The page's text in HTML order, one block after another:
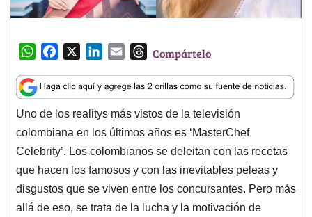
W
a
t
s
A
p
p
c
e
b
o
o
k
n
k
e
d
I
n
a
i
l
T
r
e
a
d
s
Compártelo
Uno de los realitys más vistos de la televisión
colombiana en los últimos años es ‘MasterChef
Celebrity’. Los colombianos se deleitan con las recetas
que hacen los famosos y con las inevitables peleas y
disgustos que se viven entre los concursantes. Pero más
allá de eso, se trata de la lucha y la motivación de